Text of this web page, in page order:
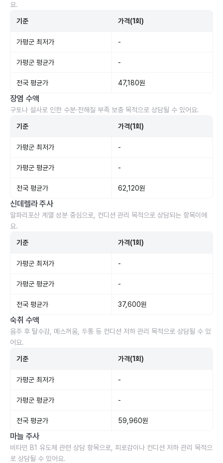
요.
기준 가격(1회)
가평군 최저가 -
가평군 평균가 -
전국 평균가 47,180원
장염 수액
구토나 설사로 인한 수분·전해질 부족 보충 목적으로 상담될 수 있어요.
기준 가격(1회)
가평군 최저가 -
가평군 평균가 -
전국 평균가 62,120원
신데렐라 주사
알파리포산 계열 성분 중심으로, 컨디션 관리 목적으로 상담되는 항목이에
요.
기준 가격(1회)
가평군 최저가 -
가평군 평균가 -
전국 평균가 37,600원
숙취 수액
음주 후 탈수감, 메스꺼움, 두통 등 컨디션 저하 관리 목적으로 상담될 수 있
어요.
기준 가격(1회)
가평군 최저가 -
가평군 평균가 -
전국 평균가 59,960원
마늘 주사
비타민 B1 유도체 관련 상담 항목으로, 피로감이나 컨디션 저하 관리 목적으
로 상담될 수 있어요.